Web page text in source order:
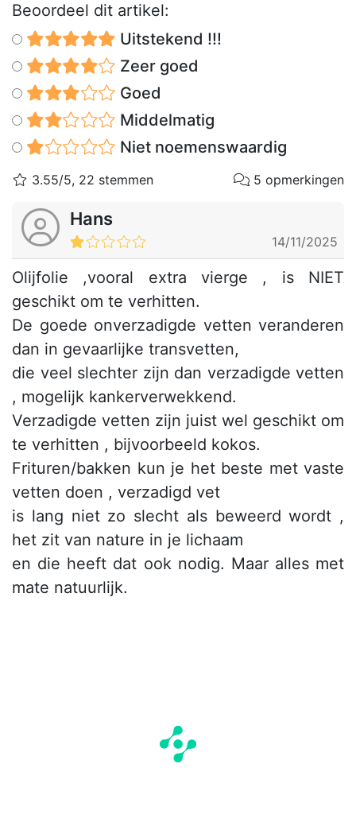
Beoordeel dit artikel:
Uitstekend !!!
Zeer goed
Goed
Middelmatig
Niet noemenswaardig
3.55/5, 22 stemmen 5 opmerkingen
Hans
14/11/2025
Olijfolie ,vooral extra vierge , is NIET
geschikt om te verhitten.
De goede onverzadigde vetten veranderen
dan in gevaarlijke transvetten,
die veel slechter zijn dan verzadigde vetten
, mogelijk kankerverwekkend.
Verzadigde vetten zijn juist wel geschikt om
te verhitten , bijvoorbeeld kokos.
Frituren/bakken kun je het beste met vaste
vetten doen , verzadigd vet
is lang niet zo slecht als beweerd wordt ,
het zit van nature in je lichaam
en die heeft dat ook nodig. Maar alles met
mate natuurlijk.